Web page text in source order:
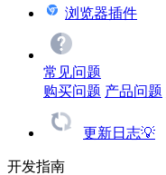
浏览器插件
常见问题
购买问题 产品问题
更新日志💡
开发指南